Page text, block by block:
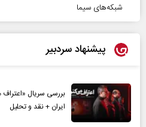
شبکه‌های سیما
پیشنهاد سردبیر
بررسی سریال «اعتراف
ایران + نقد و تحلیل